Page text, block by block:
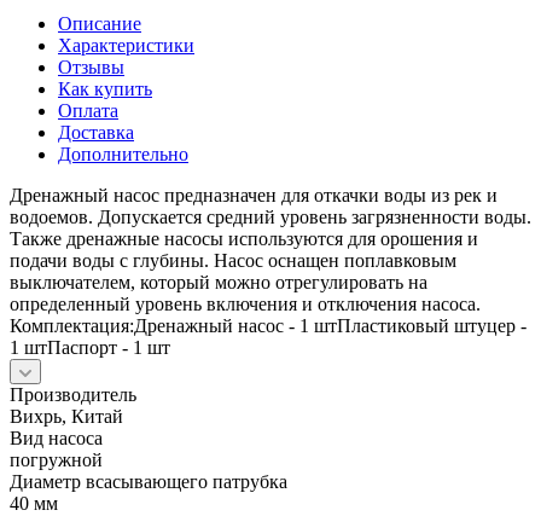
Описание
Характеристики
Отзывы
Как купить
Оплата
Доставка
Дополнительно
Дренажный насос предназначен для откачки воды из рек и
водоемов. Допускается средний уровень загрязненности воды.
Также дренажные насосы используются для орошения и
подачи воды с глубины. Насос оснащен поплавковым
выключателем, который можно отрегулировать на
определенный уровень включения и отключения насоса.
Комплектация:Дренажный насос - 1 штПластиковый штуцер -
1 штПаспорт - 1 шт
Производитель
Вихрь, Китай
Вид насоса
погружной
Диаметр всасывающего патрубка
40 мм